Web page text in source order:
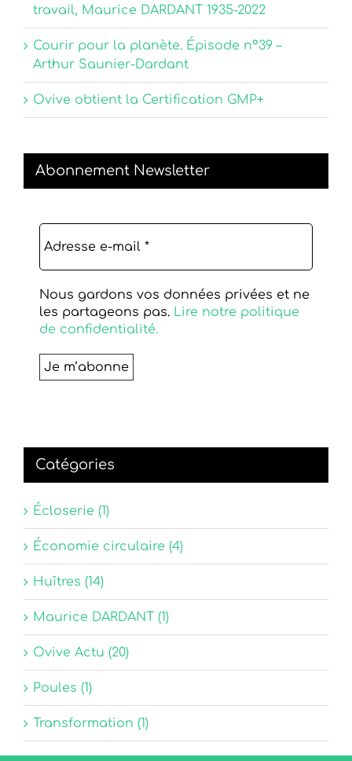
travail, Maurice DARDANT 1935-2022
Courir pour la planète. Épisode n°39 –
Arthur Saunier-Dardant
Ovive obtient la Certification GMP+
Abonnement Newsletter
Nous gardons vos données privées et ne
les partageons pas. Lire notre politique
de confidentialité.
Catégories
Écloserie (1)
Économie circulaire (4)
Huîtres (14)
Maurice DARDANT (1)
Ovive Actu (20)
Poules (1)
Transformation (1)